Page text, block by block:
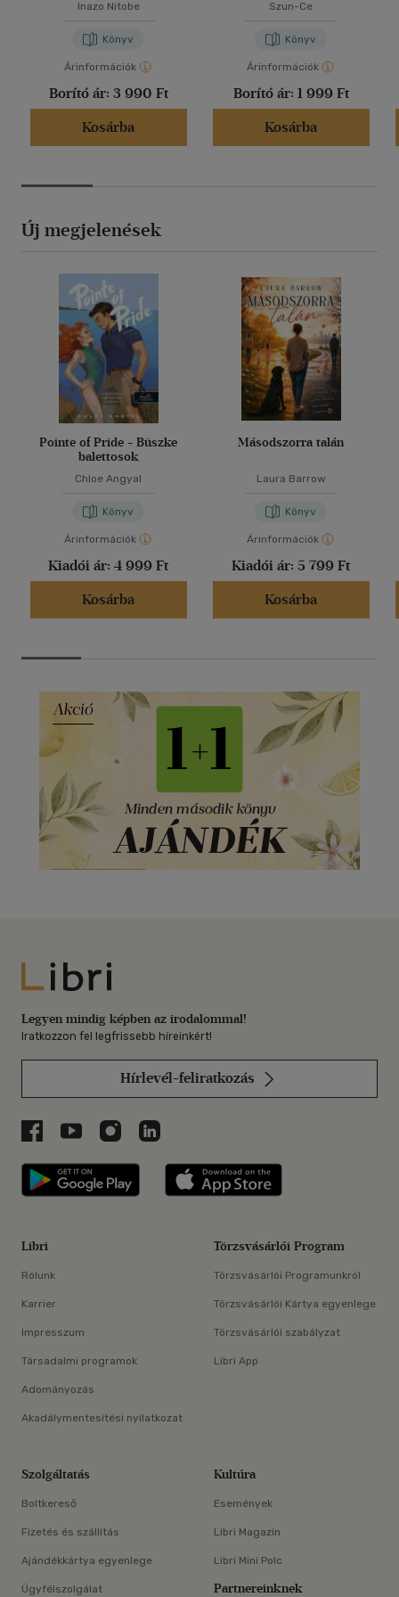
Inazo Nitobe
Könyv
Árinformációk
Borító ár: 3 990 Ft
Kosárba
Szun-Ce
Könyv
Árinformációk
Borító ár: 1 999 Ft
Kosárba
Új megjelenések
Pointe of Pride - Büszke
balettosok
Chloe Angyal
Könyv
Árinformációk
Kiadói ár: 4 999 Ft
Kosárba
Másodszorra talán
Laura Barrow
Könyv
Árinformációk
Kiadói ár: 5 799 Ft
Kosárba
Libri
Legyen mindig képben az irodalommal!
Iratkozzon fel legfrissebb híreinkért!
Hírlevél-feliratkozás
Libri a Facebookon
Libri a Youtube-on
Libri az Instagramon
Libri a LinkedInen
Libri applikáció Szerezd meg: Google
Libri
Rólunk
Karrier
Impresszum
Társadalmi programok
Adományozás
Akadálymentesítési nyilatkozat
Törzsvásárlói Program
Törzsvásárlói Programunkról
Törzsvásárlói Kártya egyenlege
Törzsvásárlói szabályzat
Libri App
Szolgáltatás
Boltkereső
Fizetés és szállítás
Ajándékkártya egyenlege
Ügyfélszolgálat
Kultúra
Események
Libri Magazin
Libri Mini Polc
Partnereinknek